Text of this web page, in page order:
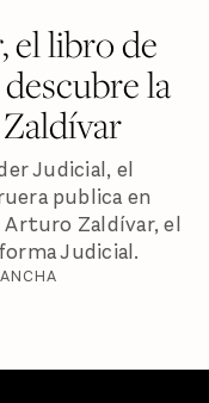
, el libro de
la
Judicial, el
publica en
Zaldívar, el
Judicial.